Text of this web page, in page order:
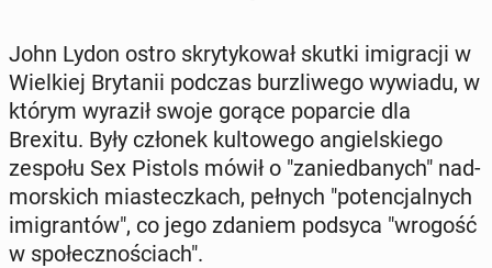
John Lydon ostro skry­ty­ko­wał skutki imi­gra­cji w
Wiel­kiej Bry­ta­nii podczas burz­li­we­go wywiadu, w
którym wyraził swoje gorące po­par­cie dla
Brexitu. Były członek kul­to­we­go an­giel­skie­go
zespołu Sex Pistols mówił o "za­nie­dba­nych" nad­
mor­skich mia­stecz­kach, pełnych "po­ten­cjal­nych
imi­gran­tów", co jego zdaniem podsyca "wrogość
w spo­łecz­no­ściach".